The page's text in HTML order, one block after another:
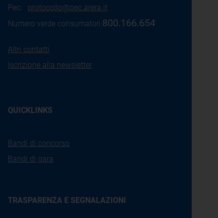
Pec: protocollo@pec.arera.it
Numero verde consumatori:800.166.654
Altri contatti
Iscrizione alla newsletter
QUICKLINKS
Bandi di concorso
Bandi di gara
TRASPARENZA E SEGNALAZIONI